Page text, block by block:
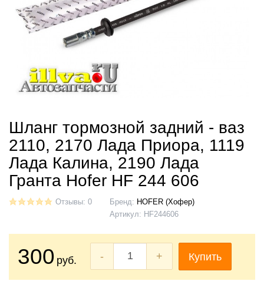
Шланг тормозной задний - ваз
2110, 2170 Лада Приора, 1119
Лада Калина, 2190 Лада
Гранта Hofer HF 244 606
Отзывы: 0 Бренд: HOFER (Хофер)
Артикул: HF244606
300 руб. - + Купить